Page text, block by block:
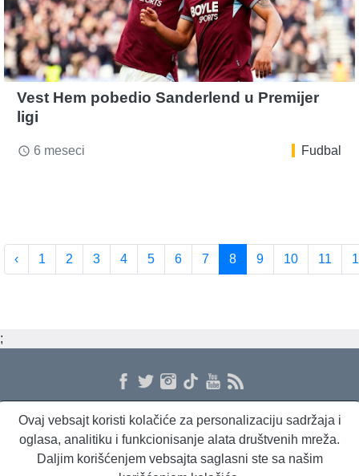
Vest Hem pobedio Sanderlend u Premijer
ligi
access_time 6 meseci Fudbal
‹ 1 2 3 4 5 6 7 8 9 10 11
;
O nama Proizvodi i usluge Politika privatnosti Kontakt RSS
Ovaj vebsajt koristi kolačiće za personalizaciju sadržaja i
oglasa, analitiku i funkcionisanje alata društvenih mreža.
Daljim korišćenjem vebsajta saglasni ste sa našim